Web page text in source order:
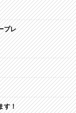
プレ
す！